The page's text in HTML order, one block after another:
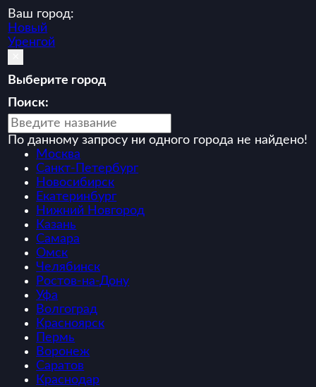
Ваш город:
Новый
Уренгой
Выберите город
Поиск:
По данному запросу ни одного города не найдено!
Москва
Санкт-Петербург
Новосибирск
Екатеринбург
Нижний Новгород
Казань
Самара
Омск
Челябинск
Ростов-на-Дону
Уфа
Волгоград
Красноярск
Пермь
Воронеж
Саратов
Краснодар